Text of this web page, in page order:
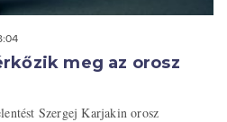
meg az orosz
Szergej Karjakin orosz